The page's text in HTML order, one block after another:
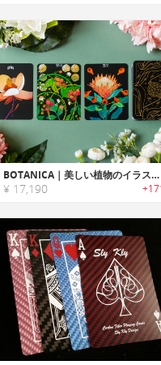
BOTANICA｜美しい植物のイラストで癒されながら占えるタロットカード「ボタニカ」
¥ 17,190